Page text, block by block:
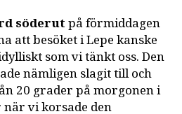
söderutpå förmiddagen
att besöket i Lepe kanske
som vi tänkt oss. Den
nämligen slagit till och
20 grader på morgonen i
vi korsade den